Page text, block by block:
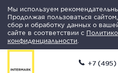
Мы используем
Продолжая пользоваться
сбор и обработку данных о
сайте в соответствии с
конфиденциальности
+7